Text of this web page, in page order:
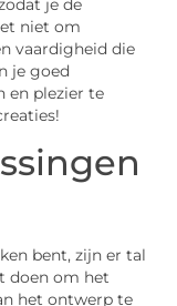
je de
niet om
vaardigheid die
je goed
en plezier te
bent, zijn er tal
doen om het
het ontwerp te